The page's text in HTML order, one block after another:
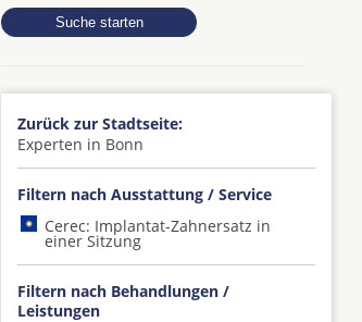
Zurück zur Stadtseite:
Experten in Bonn
Filtern nach Ausstattung / Service
Cerec: Implantat-Zahnersatz in
einer Sitzung
Filtern nach Behandlungen /
Leistungen